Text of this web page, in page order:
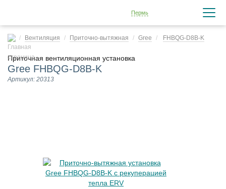
Пермь
Вентиляция Приточно-вытяжная Gree FHBQG-D8B-K
Приточная вентиляционная установка
Gree FHBQG-D8B-K
Артикул: 20313